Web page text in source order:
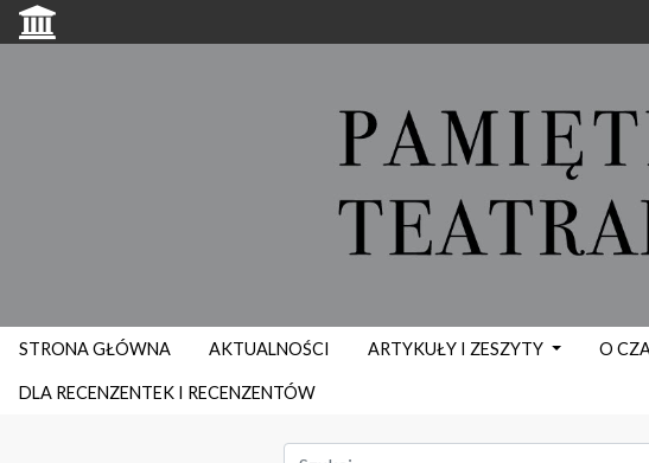
STRONA GŁÓWNA AKTUALNOŚCI ARTYKUŁY I ZESZYTY O
DLA RECENZENTEK I RECENZENTÓW